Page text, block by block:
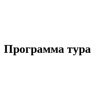
Программа тура